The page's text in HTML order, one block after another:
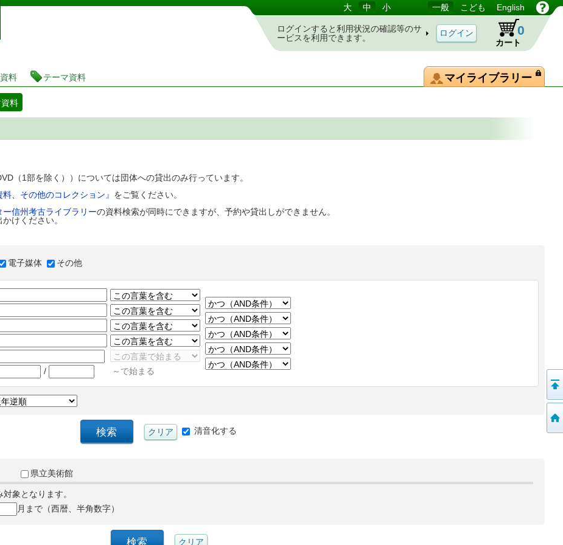
図書館 蔵書検索・予約システム 大 中 小 一般 こども English
ログインすると利用状況の確認等のサ
ービスを利用できます。
カート
0
料 テーマ資料 マイライブラリー
料
（1部を除く））については団体への貸出のみ行っています。
、その他のコレクション』 をご覧ください。
信州考古ライブラリーの資料検索が同時にできますが、予約や貸出しができません。
けください。
電子媒体 その他
/ ～で始まる
清音化する
県立美術館
象となります。
月まで（西暦、半角数字）